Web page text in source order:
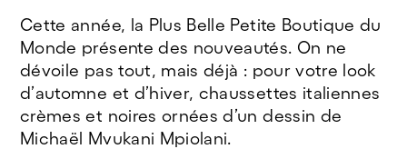
Cette année, la Plus Belle Petite Boutique du
Monde présente des nouveautés. On ne
dévoile pas tout, mais déjà : pour votre look
d’automne et d’hiver, chaussettes italiennes
crèmes et noires ornées d’un dessin de
Michaël Mvukani Mpiolani.